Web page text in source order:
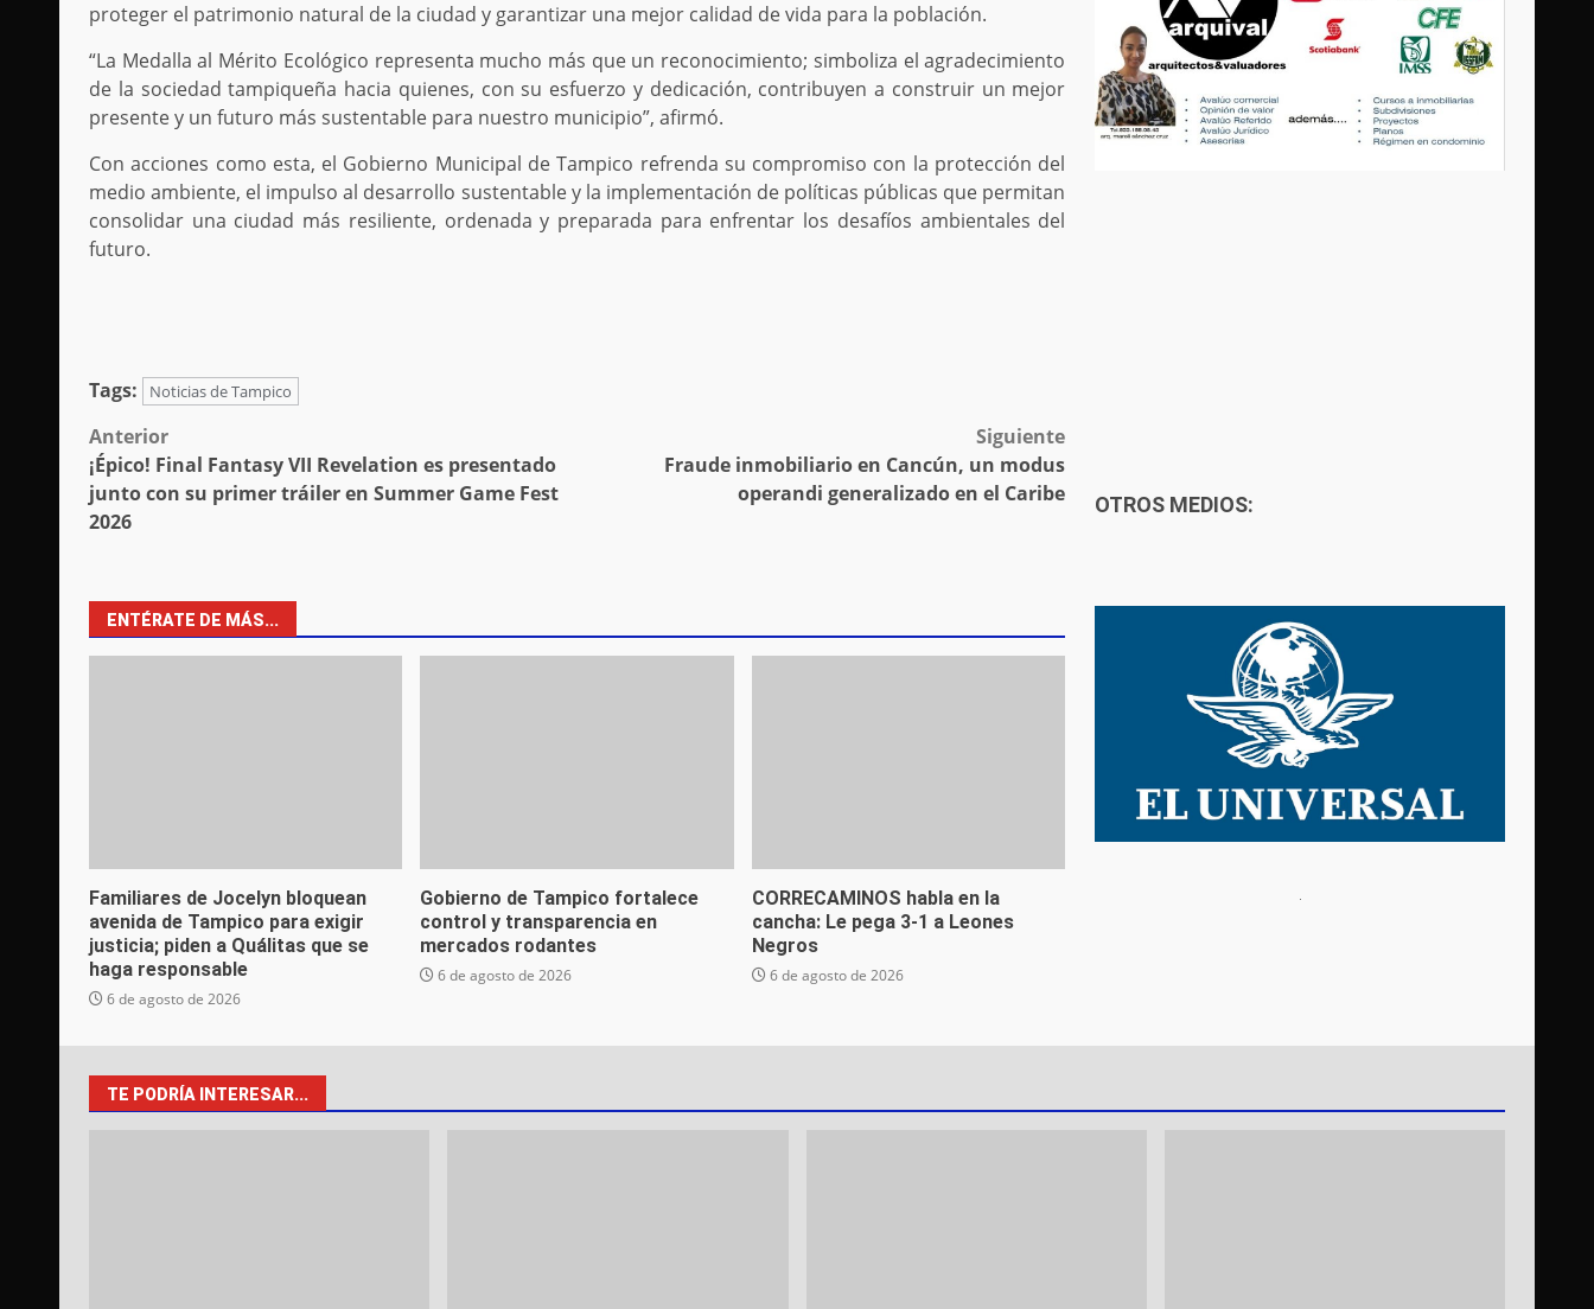
proteger el patrimonio natural de la ciudad y garantizar una mejor calidad de vida para la población.
“La Medalla al Mérito Ecológico representa mucho más que un reconocimiento; simboliza el agradecimiento
de la sociedad tampiqueña hacia quienes, con su esfuerzo y dedicación, contribuyen a construir un mejor
presente y un futuro más sustentable para nuestro municipio”, afirmó.
Con acciones como esta, el Gobierno Municipal de Tampico refrenda su compromiso con la protección del
medio ambiente, el impulso al desarrollo sustentable y la implementación de políticas públicas que permitan
consolidar una ciudad más resiliente, ordenada y preparada para enfrentar los desafíos ambientales del
futuro.
Tags: Noticias de Tampico
Post
navigation
Anterior
¡Épico! Final Fantasy VII Revelation es presentado
junto con su primer tráiler en Summer Game Fest
2026
Siguiente
Fraude inmobiliario en Cancún, un modus
operandi generalizado en el Caribe
ENTÉRATE DE MÁS...
Familiares de Jocelyn bloquean
avenida de Tampico para exigir
justicia; piden a Quálitas que se
haga responsable
6 de agosto de 2026
Gobierno de Tampico fortalece
control y transparencia en
mercados rodantes
6 de agosto de 2026
CORRECAMINOS habla en la
cancha: Le pega 3-1 a Leones
Negros
6 de agosto de 2026
OTROS MEDIOS:
TE PODRÍA INTERESAR...